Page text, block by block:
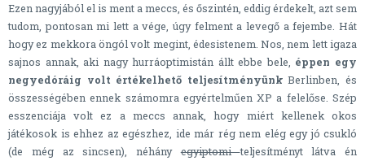
Ezen nagyjából el is ment a meccs, és őszintén, eddig érdekelt, azt sem
tudom, pontosan mi lett a vége, úgy felment a levegő a fejembe. Hát
hogy ez mekkora öngól volt megint, édesistenem. Nos, nem lett igaza
sajnos annak, aki nagy hurráoptimistán állt ebbe bele, éppen egy
negyedóráig volt értékelhető teljesítményünkBerlinben, és
összességében ennek számomra egyértelműen XP a felelőse. Szép
esszenciája volt ez a meccs annak, hogy miért kellenek okos
játékosok is ehhez az egészhez, ide már rég nem elég egy jó csukló
(de még az sincsen), néhányegyiptomiteljesítményt látva én